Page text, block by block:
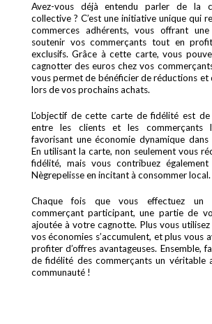
Avez-vous déjà entendu parler de la
collective ? C’est une initiative unique qui
commerces adhérents, vous offrant
soutenir vos commerçants tout en
exclusifs. Grâce à cette carte, vous
cagnotter des euros chez vos
vous permet de bénéficier de réductions et
lors de vos prochains achats.
L’objectif de cette carte de fidélité est
entre les clients et les commerçants
favorisant une économie dynamique
En utilisant la carte, non seulement vous
fidélité, mais vous contribuez
Nègrepelisse en incitant à consommer local.
Chaque fois que vous effectuez un
commerçant participant, une partie de
ajoutée à votre cagnotte. Plus vous
vos économies s’accumulent, et plus vous
profiter d’offres avantageuses. Ensemble,
de fidélité des commerçants un véritable
communauté !